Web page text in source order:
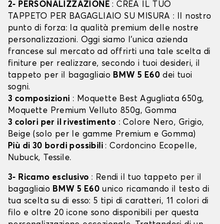
2- PERSONALIZZAZIONE: CREA IL TUO
TAPPETO PER BAGAGLIAIO SU MISURA : Il nostro
punto di forza: la qualità premium delle nostre
personalizzazioni. Oggi siamo l’unica azienda
francese sul mercato ad offrirti una tale scelta di
finiture per realizzare, secondo i tuoi desideri, il
tappeto per il bagagliaio BMW 5 E60 dei tuoi
sogni.
3 composizioni : Moquette Best Agugliata 650g,
Moquette Premium Velluto 850g, Gomma
3 colori per il rivestimento : Colore Nero, Grigio,
Beige (solo per le gamme Premium e Gomma)
Più di 30 bordi possibili: Cordoncino Ecopelle,
Nubuck, Tessile.
3- Ricamo esclusivo : Rendi il tuo tappeto per il
bagagliaio BMW 5 E60 unico ricamando il testo di
tua scelta su di esso: 5 tipi di caratteri, 11 colori di
filo e oltre 20 icone sono disponibili per questa